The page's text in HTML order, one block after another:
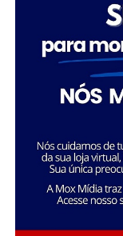
A Savana integra
na
da Mercedes-
transporte e
de veículos,
disponibiliza
garantindo
segmento de
FONTE: A
feminina no setor
mulheres
perspectiva única
desenvolvimento
inspirando e
esse caminho,
Essa trajetória
uma carreira